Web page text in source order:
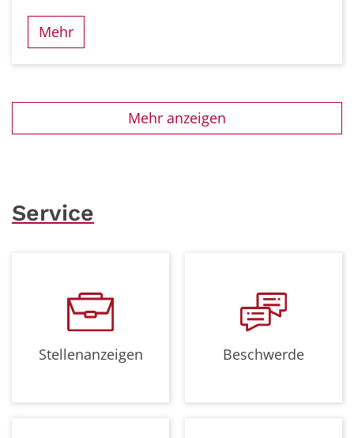
Mehr
Mehr anzeigen
Service
Stellenanzeigen Beschwerde